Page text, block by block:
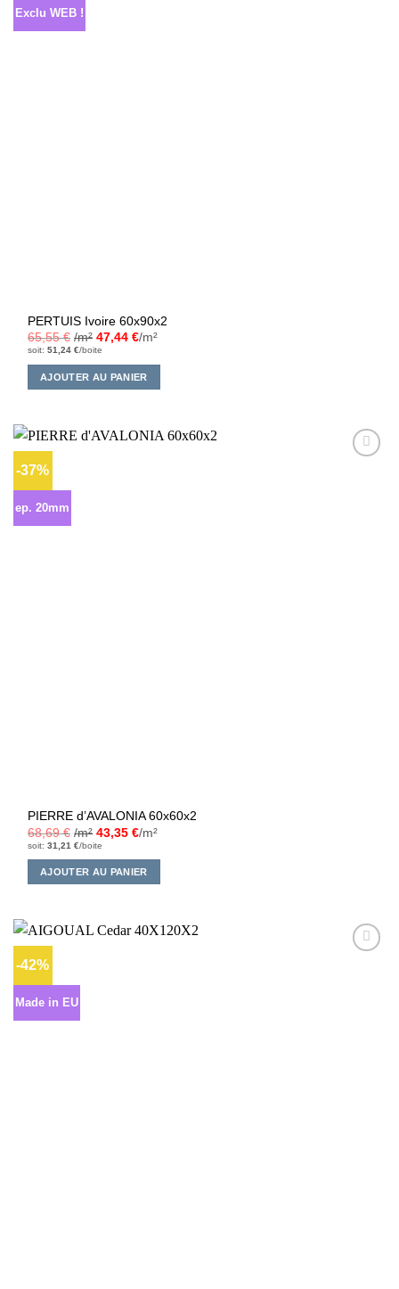
Exclu WEB !
PERTUIS Ivoire 60x90x2
65,55€ /m² 47,44€/m²
soit:51,24€/boite
AJOUTER AU PANIER
-37%
ep. 20mm
PIERRE d’AVALONIA 60x60x2
68,69€ /m² 43,35€/m²
soit:31,21€/boite
AJOUTER AU PANIER
-42%
Made in EU